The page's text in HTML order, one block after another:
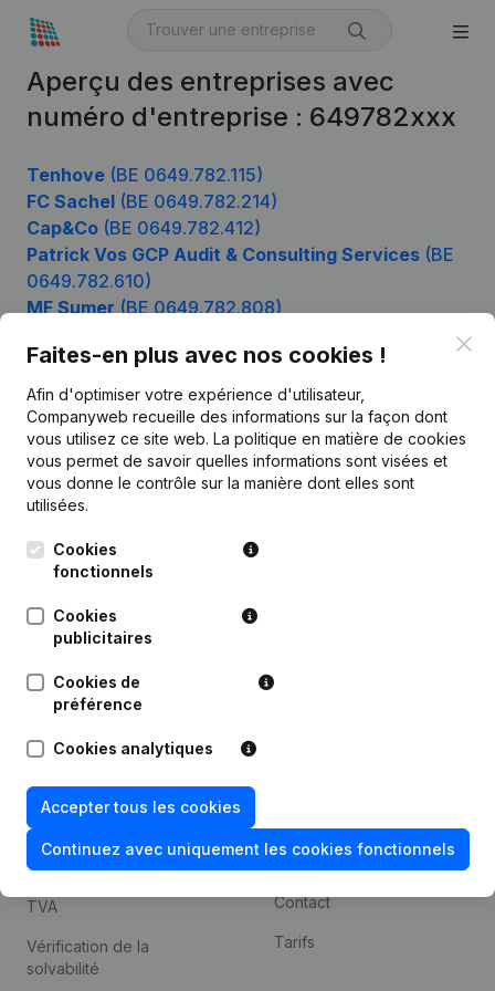
Aperçu des entreprises avec
numéro d'entreprise : 649782xxx
Tenhove (BE 0649.782.115)
FC Sachel (BE 0649.782.214)
Cap&Co (BE 0649.782.412)
Patrick Vos GCP Audit & Consulting Services (BE
0649.782.610)
MF Sumer(BE 0649.782.808)
Faites-en plus avec nos cookies !
Afin d'optimiser votre expérience d'utilisateur,
Companyweb recueille des informations sur la façon dont
vous utilisez ce site web. La politique en matière de cookies
vous permet de savoir quelles informations sont visées et
vous donne le contrôle sur la manière dont elles sont
utilisées.
Cookies
fonctionnels
Cookies
publicitaires
Cookies de
préférence
Cookies analytiques
Accepter tous les cookies
Continuez avec uniquement les cookies fonctionnels
Français
Kantorenpark Everest
Leuvensesteenweg
1800 Vilvoorde
Produit
Informations d’entreprise
Monitoring
Compliance et prévention
de la fraude
Consulter des comptes
annuels
TVA
Vérification de la
solvabilité
Contact
Tarifs